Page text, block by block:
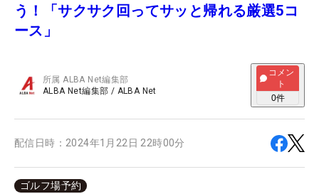
う！「サクサク回ってサッと帰れる厳選5コ
ース」
所属ALBA Net編集部
ALBA Net編集部 / ALBA Net
コメン
ト
0件
配信日時： 2024年1月22日 22時00分
ゴルフ場予約